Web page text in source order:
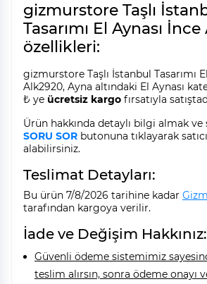
gizmurstore Taşlı
Tasarımı El Aynası
özellikleri:
gizmurstore Taşlı İstanbul Tasarımı
Alk2920, Ayna altındaki El Aynası
₺ ye ücretsiz kargo fırsatıyla
Ürün hakkında detaylı bilgi almak
SORU SOR butonuna tıklayarak
alabilirsiniz.
Teslimat Detayları:
Bu ürün 7/8/2026 tarihine kadar
tarafından kargoya verilir.
İade ve Değişim Hakkınız:
Güvenli ödeme sistemimiz
teslim alırsın, sonra ödeme onayı